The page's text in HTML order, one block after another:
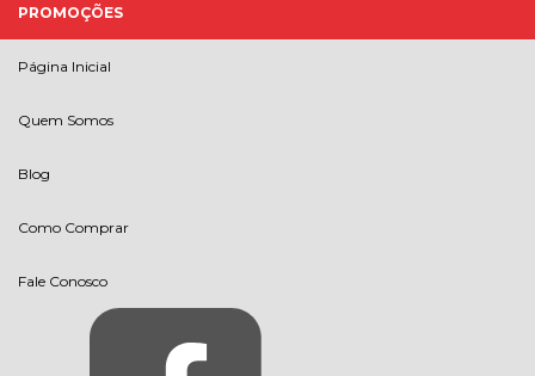
PROMOÇÕES
Página Inicial
Quem Somos
Blog
Como Comprar
Fale Conosco